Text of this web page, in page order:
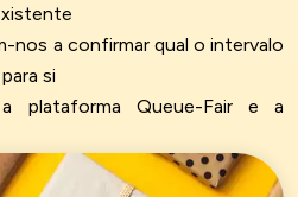
nos a confirmar qual o intervalo
si
plataforma Queue-Fair e a